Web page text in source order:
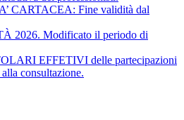
CARTACEA: Fine validità dal
2026. Modificato il periodo di
EFFETIVI delle partecipazioni
consultazione.